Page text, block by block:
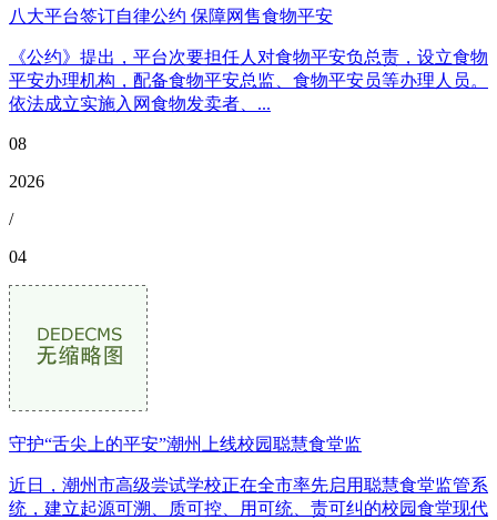
八大平台签订自律公约 保障网售食物平安
《公约》提出，平台次要担任人对食物平安负总责，设立食物
平安办理机构，配备食物平安总监、食物平安员等办理人员。
依法成立实施入网食物发卖者、...
08
2026
/
04
守护“舌尖上的平安”潮州上线校园聪慧食堂监
近日，潮州市高级尝试学校正在全市率先启用聪慧食堂监管系
统，建立起源可溯、质可控、用可统、责可纠的校园食堂现代